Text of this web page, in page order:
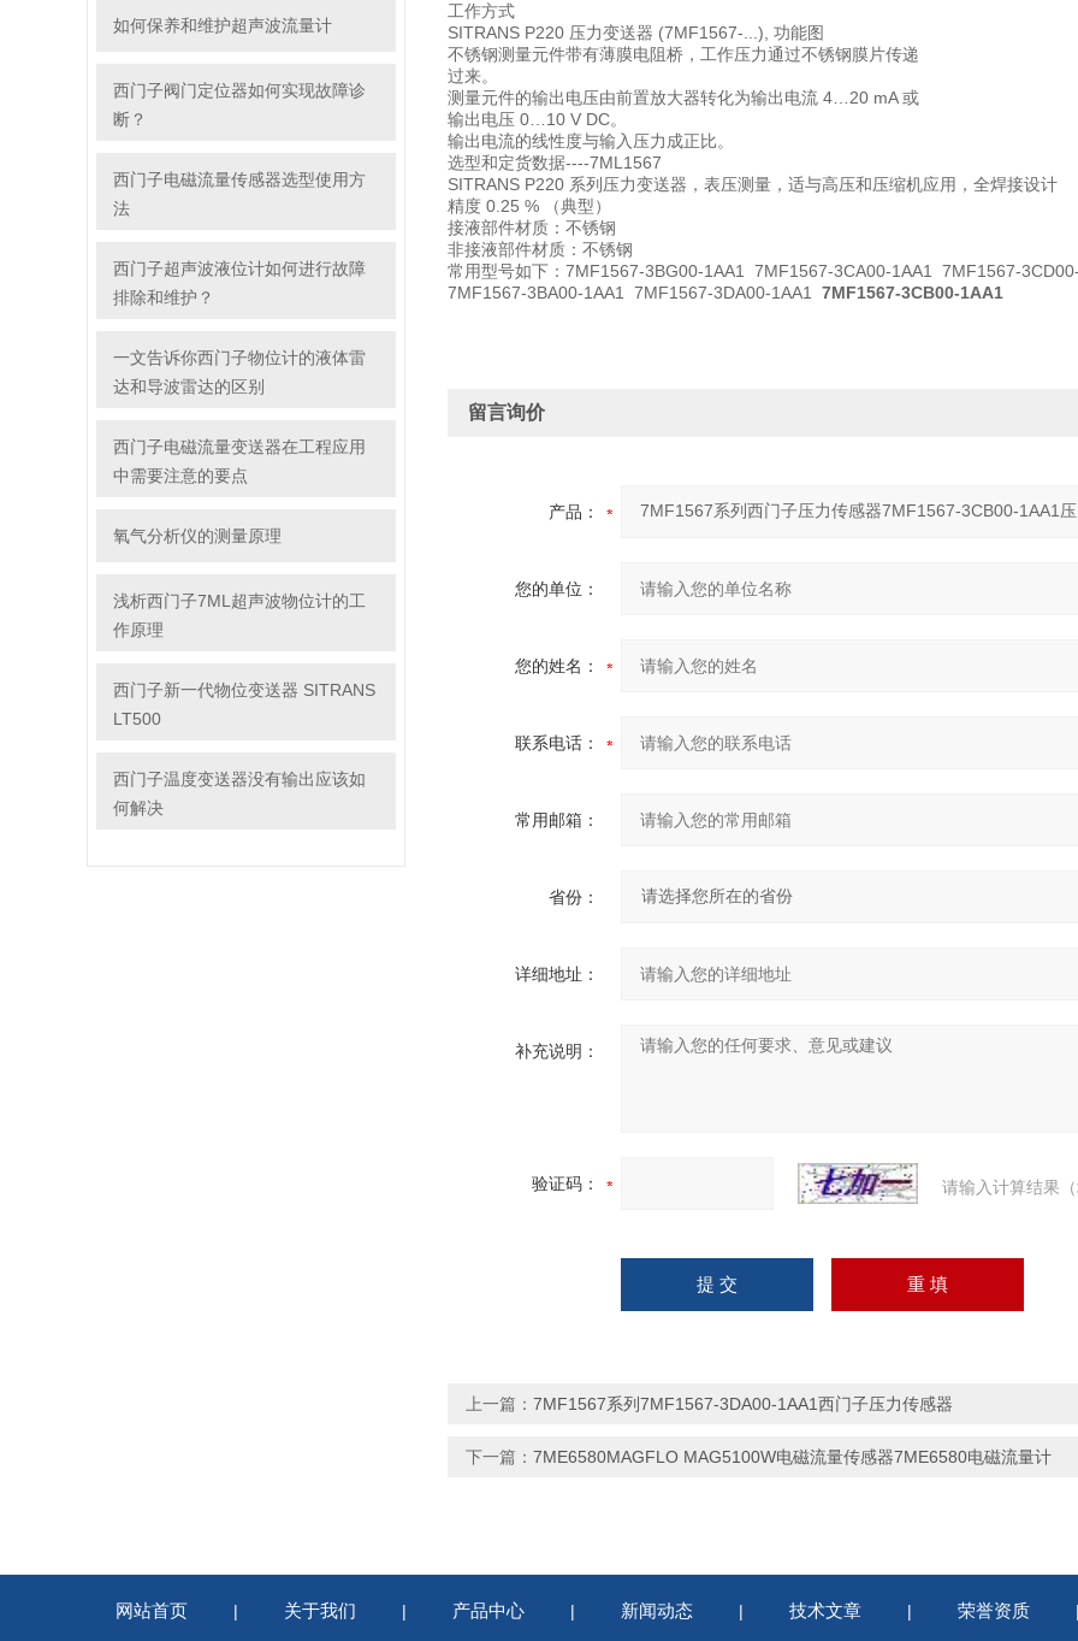
如何保养和维护超声波流量计
西门子阀门定位器如何实现故障诊
断？
西门子电磁流量传感器选型使用方
法
西门子超声波液位计如何进行故障
排除和维护？
一文告诉你西门子物位计的液体雷
达和导波雷达的区别
西门子电磁流量变送器在工程应用
中需要注意的要点
氧气分析仪的测量原理
浅析西门子7ML超声波物位计的工
作原理
西门子新一代物位变送器 SITRANS
LT500
西门子温度变送器没有输出应该如
何解决
工作方式
SITRANS P220 压力变送器 (7MF1567-...), 功能图
不锈钢测量元件带有薄膜电阻桥，工作压力通过不锈钢膜片传递
过来。
测量元件的输出电压由前置放大器转化为输出电流 4…20 mA 或
输出电压 0…10 V DC。
输出电流的线性度与输入压力成正比。
选型和定货数据----7ML1567
SITRANS P220 系列压力变送器，表压测量，适与高压和压缩机应用，全焊接设计
精度 0.25 % （典型）
接液部件材质：不锈钢
非接液部件材质：不锈钢
常用型号如下：7MF1567-3BG00-1AA1
7MF1567-3CA00-1AA1 7MF1567-
7MF1567-3BA00-1AA1 7MF1567-3DA00-1AA1 7MF1567-3CB00-1AA1
留言询价
产品：
您的单位：
您的姓名：
联系电话：
常用邮箱：
省份：
详细地址：
补充说明：
验证码： 请输入计算结果
上一篇： 7MF1567系列7MF1567-3DA00-1AA1西门子压力传感器
下一篇： 7ME6580MAGFLO MAG5100W电磁流量传感器7ME6580电磁流量计
网站首页 | 关于我们 | 产品中心 | 新闻动态 | 技术文章 | 荣誉资质